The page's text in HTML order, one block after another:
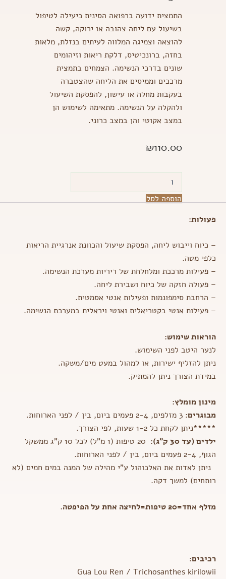
התמצית ידועה ברפואה הסינית כיעילה לטיפול
בשיעול עם ליחה צהובה או ירוקה, קשה
להוצאה וצמיגה המלווה לעיתים בנזלת, מלאות
בחזה, ברונכיטיס, דלקת ריאות וזיהומים
שונים בדרכי הנשימה. הצמחים בתמצית
מרככים וממיסים את הליחה שהצטברה
בעקבות מחלה או עישון, להפסקת השיעול
ולהקלה על הנשימה. מתאימה לשימוש הן
במצב אקוטי והן במצב כרוני.
₪110.00
כמות
דרקון
צהוב
מ"ל
Pinellia
Phlegm
הוספה לסל
פעולות:
– כיוח וייבוש ליחה, הפסקת שיעול והכוונת אנרגיית הריאות
כלפי מטה.
– פעילות מרככת ומלחלחת של ריריות מערכת הנשימה.
– פעולה חזקה של כיוח ושבירת ליחה.
– הרחבת סימפונמות ופעילות אנטי אסמטית.
– פעילות אנטי בקטריאלית ואנטי ויראלית במערכת הנשימה.
הוראות שימוש:
לנער היטב לפני השימוש.
ניתן להזליף ישירות, או למהול במעט מים/משקה.
במידת הצורך ניתן להמתיק.
מינון מומלץ:
מבוגרים:3 מזלפים, 2-4 פעמים ביום, בין / לפני הארוחות.
*****ניתן לקחת כל 1-2 שעות, לפי הצורך.
ילדים (עד 30 ק"ג):
20 טיפות (1 מ"ל) לכל 10 ק"ג ממשקל
הגוף, 2-4 פעמים ביום, בין / לפני הארוחות.
ניתן לאדות את האלכוהול ע"י מהילה של המנה במים חמים (לא
רותחים) למשך דקה.
מזלף אחד=20 טיפות=לחיצה אחת על הפיפטה .
רכיבים:
Gua Lou Ren / Trichosanthes kirilowii